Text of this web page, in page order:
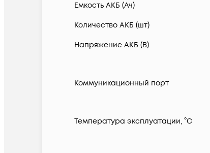
Емкость АКБ (Ач)
Количество АКБ (шт)
Напряжение АКБ (В)
Коммуникационный порт
Температура эксплуатации, °C